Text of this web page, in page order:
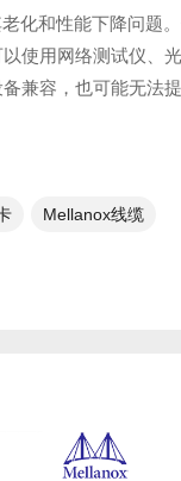
化和性能下降问题
使用网络测试仪、
兼容，也可能无法
Mellanox线缆​